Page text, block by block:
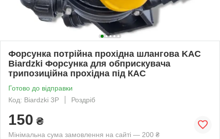
Форсунка потрійна прохідна шлангова KAC
Biardzki Форсунка для обприскувача
трипозиційна прохідна під КАС
Готово до відправки
Код: Biardzki 3P
Роздріб
150 ₴
Мінімальна сума замовлення на сайті — 200 ₴